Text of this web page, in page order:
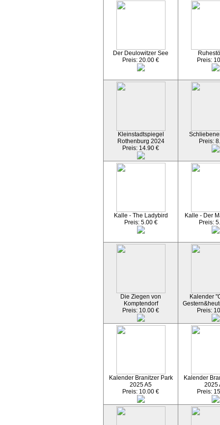
Der Deulowitzer See
Preis: 20.00 €
Preis:
Kleinstadtspiegel
Rothenburg 2024
Preis: 14.90 €
Preis:
Kalle - The Ladybird
Preis: 5.00 €
Kalle - Der
Preis:
Die Ziegen von
Komptendorf
Preis: 10.00 €
Kalender
Preis:
Kalender Branitzer Park
2025 A5
Preis: 10.00 €
Kalender
2025
Preis: